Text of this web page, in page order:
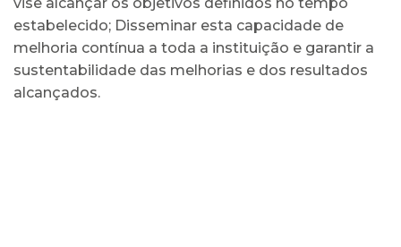
estabelecido; Disseminar esta capacidade de
melhoria contínua a toda a instituição e garantir a
sustentabilidade das melhorias e dos resultados
alcançados.